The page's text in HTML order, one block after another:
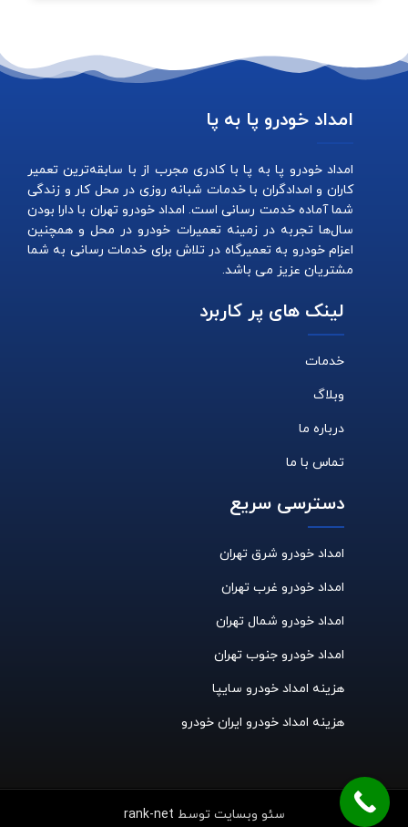
امداد خودرو پا به پا
امداد خودرو پا به پا با کادری مجرب از با سابقه‌ترین تعمیر
کاران و امدادگران با خدمات شبانه روزی در محل کار و زندگی
شما آماده خدمت رسانی است. امداد خودرو تهران با دارا بودن
سال‌ها تجربه در زمینه تعمیرات خودرو در محل و همچنین
اعزام خودرو به تعمیرگاه در تلاش برای خدمات رسانی به شما
مشتریان عزیز می باشد.
لینک های پر کاربرد
خدمات
وبلاگ
درباره ما
تماس با ما
دسترسی سریع
امداد خودرو شرق تهران
امداد خودرو غرب تهران
امداد خودرو شمال تهران
امداد خودرو جنوب تهران
هزینه امداد خودرو سایپا
هزینه امداد خودرو ایران خودرو
سئو وبسایت توسط rank-net